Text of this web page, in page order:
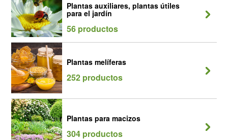
Plantas auxiliares, plantas útiles
para el jardín
56 productos
Plantas melíferas
252 productos
Plantas para macizos
304 productos